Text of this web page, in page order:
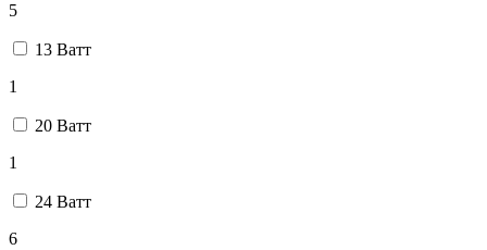
5
13 Ватт
1
20 Ватт
1
24 Ватт
6